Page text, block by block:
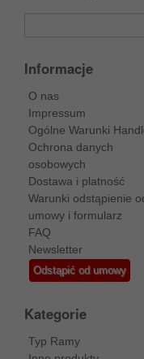
Informacje
O nas
Impressum
Ogólne Warunki
Ochrona danych
osobowych
Dostawa i platność
Warunki odstąpienie
umowy i formularz
FAQ
Newsletter
Odstąpić od umowy
Kategorie
Typ Ramy